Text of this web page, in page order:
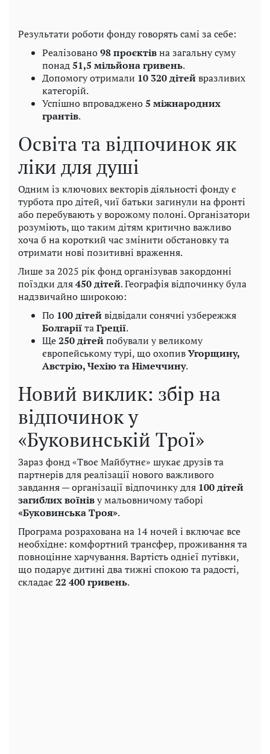
Результати роботи фонду говорять самі за себе:
Реалізовано98 проєктівна загальну суму
понад51,5 мільйона гривень.
Допомогу отримали 10 320 дітейвразливих
категорій.
Успішно впроваджено5 міжнародних
грантів.
Освіта та відпочинок як
ліки для душі
Одним із ключових векторів діяльності фонду є
турбота про дітей, чиї батьки загинули на фронті
або перебувають у ворожому полоні. Організатори
розуміють, що таким дітям критично важливо
хоча б на короткий час змінити обстановку та
отримати нові позитивні враження.
Лише за 2025 рік фонд організував закордонні
поїздки для450 дітей. Географія відпочинку була
надзвичайно широкою:
По 100 дітейвідвідали сонячні узбережжя
БолгаріїтаГреції.
Ще250 дітейпобували у великому
європейському турі, що охопивУгорщину,
Австрію, Чехію та Німеччину.
Новий виклик: збір на
відпочинок у
«Буковинській Трої»
Зараз фонд «Твоє Майбутнє» шукає друзів та
партнерів для реалізації нового важливого
завдання — організації відпочинку для 100 дітей
загиблих воїніву мальовничому таборі
«Буковинська Троя».
Програма розрахована на 14 ночей і включає все
необхідне: комфортний трансфер, проживання та
повноцінне харчування. Вартість однієї путівки,
що подарує дитині два тижні спокою та радості,
складає 22 400 гривень.